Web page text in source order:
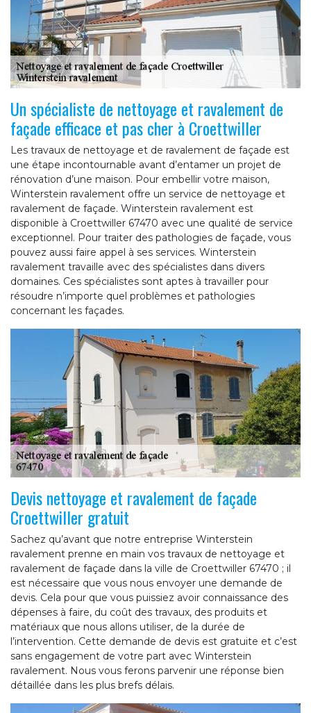
Un spécialiste de nettoyage et ravalement de
façade efficace et pas cher à Croettwiller
Les travaux de nettoyage et de ravalement de façade est
une étape incontournable avant d’entamer un projet de
rénovation d’une maison. Pour embellir votre maison,
Winterstein ravalement offre un service de nettoyage et
ravalement de façade. Winterstein ravalement est
disponible à Croettwiller 67470 avec une qualité de service
exceptionnel. Pour traiter des pathologies de façade, vous
pouvez aussi faire appel à ses services. Winterstein
ravalement travaille avec des spécialistes dans divers
domaines. Ces spécialistes sont aptes à travailler pour
résoudre n’importe quel problèmes et pathologies
concernant les façades.
Devis nettoyage et ravalement de façade
Croettwiller gratuit
Sachez qu’avant que notre entreprise Winterstein
ravalement prenne en main vos travaux de nettoyage et
ravalement de façade dans la ville de Croettwiller 67470 ; il
est nécessaire que vous nous envoyer une demande de
devis. Cela pour que vous puissiez avoir connaissance des
dépenses à faire, du coût des travaux, des produits et
matériaux que nous allons utiliser, de la durée de
l’intervention. Cette demande de devis est gratuite et c’est
sans engagement de votre part avec Winterstein
ravalement. Nous vous ferons parvenir une réponse bien
détaillée dans les plus brefs délais.